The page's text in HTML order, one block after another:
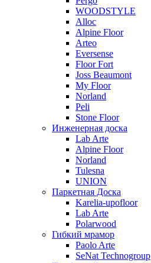
WOODSTYLE
Alloc
Alpine Floor
Arteo
Eversense
Floor Fort
Joss Beaumont
My Floor
Norland
Peli
Stone Floor
Инженерная доска
Lab Arte
Alpine Floor
Norland
Tulesna
UNION
Паркетная Доска
Karelia-upofloor
Lab Arte
Polarwood
Гибкий мрамор
Paolo Arte
SeNat Technogroup